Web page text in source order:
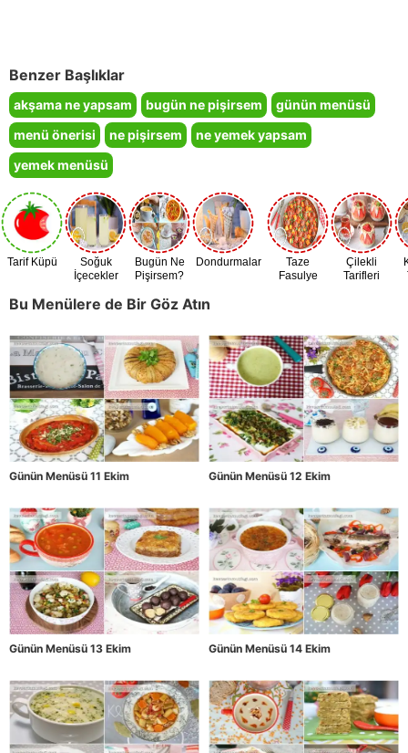
Benzer Başlıklar
akşama ne yapsam bugün ne pişirsem
günün menüsü
menü önerisi
ne pişirsem
ne yemek yapsam
yemek menüsü
Tarif Küpü
Soğuk
İçecekler
Bugün Ne
Pişirsem?
Dondurmalar
Taze
Fasulye
Çilekli
Tarifleri
Bu Menülere de Bir Göz Atın
Günün Menüsü 11 Ekim Günün Menüsü 12 Ekim
Günün Menüsü 13 Ekim Günün Menüsü 14 Ekim